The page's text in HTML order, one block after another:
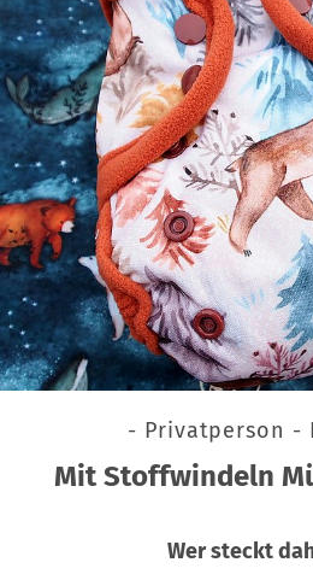
- Privatperson -
Mit Stoffwindeln
Wer steckt